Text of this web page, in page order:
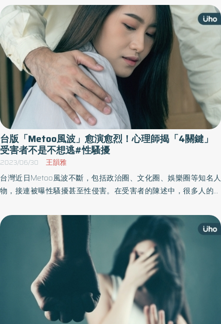
特摘心理師蔡宜芳所撰此文，探討持有兒少性影片這麼嚴重嗎？兒
少是怎麼受害的？並教導父母如何陪伴孩子。
台版「Metoo風波」愈演愈烈！心理師揭「4關鍵」
受害者不是不想逃#性騷擾
2023/06/30 王韻雅
台灣近日Metoo風波不斷，包括政治圈、文化圈、娛樂圈等知名人
物，接連被曝性騷擾甚至性侵害。在受害者的陳述中，很多人的反
遭受性騷擾、性侵害，或是任何危機的狀況時，除了「戰」與
「逃」的反應，更存在著「僵」與「討好」。